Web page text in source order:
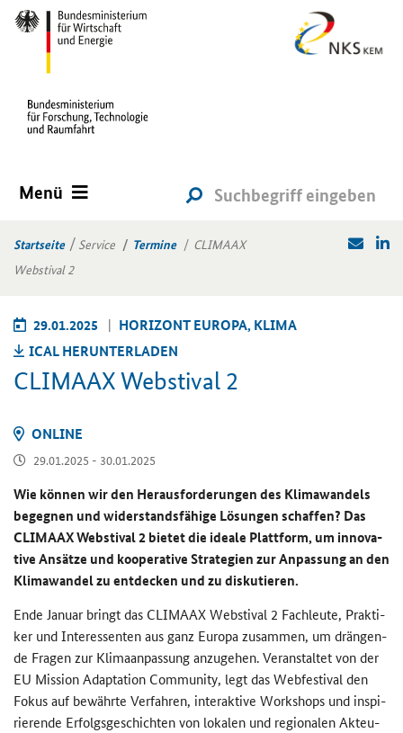
Menü
Startseite Service Termine
CLIMAAX
Webstival 2
29.01.2025
HO­RI­ZONT EU­RO­PA, KLIMA
ICAL HER­UN­TER­LA­DEN
CLI­MA­AX Webs­ti­val 2
ON­LINE
29.01.2025 - 30.01.2025
Wie kön­nen wir den Her­aus­for­de­run­gen des Kli­ma­wan­dels
be­geg­nen und wi­der­stands­fä­hi­ge Lö­sun­gen schaf­fen? Das
CLIMAAX Webstival2 bie­tet die idea­le Platt­form, um in­no­va­
ti­ve An­sät­ze und ko­ope­ra­ti­ve Stra­te­gien zur An­pas­sung an den
Kli­ma­wan­del zu ent­de­cken und zu dis­ku­tie­ren.
Ende Ja­nu­ar bringt das CLIMAAX Webstival 2 Fach­leu­te, Prak­ti­
ker und In­ter­es­sen­ten aus ganz Eu­ro­pa zu­sam­men, um drän­gen­
de Fra­gen zur Kli­ma­an­pas­sung an­zu­ge­hen. Ver­an­stal­tet von der
EU Mis­si­onAdaptation Community, legt dasWebfestivalden
Fokus auf be­währ­te Ver­fah­ren, in­ter­ak­ti­ve Workshops und in­spi­
rie­ren­de Er­folgs­ge­schich­ten von lo­ka­len und re­gio­na­len Ak­teu­